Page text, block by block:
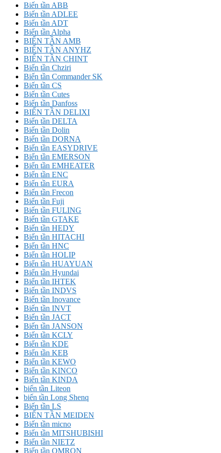
Biến tần ABB
Biến tần ADLEE
Biến tần ADT
Biến tần Alpha
BIẾN TẦN AMB
BIẾN TẦN ANYHZ
BIẾN TẦN CHINT
Biến tần Chziri
Biến tần Commander SK
Biến tần CS
Biến tần Cutes
Biến tần Danfoss
BIẾN TẦN DELIXI
Biến tần DELTA
Biến tần Dolin
Biến tần DORNA
Biến tần EASYDRIVE
Biến tần EMERSON
Biến tần EMHEATER
Biến tần ENC
Biến tần EURA
Biến tần Frecon
Biến tần Fuji
Biến tần FULING
Biến tần GTAKE
Biến tần HEDY
Biến tần HITACHI
Biến tần HNC
Biến tần HOLIP
Biến tần HUAYUAN
Biến tần Hyundai
Biến tần IHTEK
Biến tần INDVS
Biến tần Inovance
Biến tần INVT
Biến tần JACT
Biến tần JANSON
Biến tần KCLY
Biến tần KDE
Biến tần KEB
Biến tần KEWO
Biến tần KINCO
Biến tần KINDA
biến tần Liteon
biến tần Long Shenq
Biến tần LS
BIẾN TẦN MEIDEN
Biến tần micno
Biến tần MITSHUBISHI
Biến tần NIETZ
Biến tần OMRON